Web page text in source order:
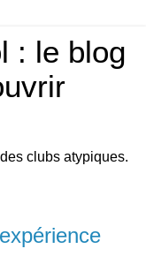
: le blog
clubs atypiques.